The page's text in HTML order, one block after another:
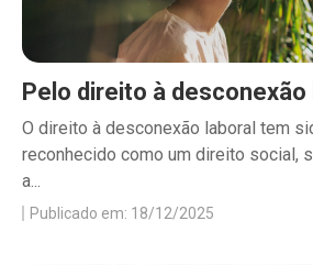
Pelo direito à desconexão
O direito à desconexão laboral tem
reconhecido como um direito social,
a...
Publicado em: 18/12/2025